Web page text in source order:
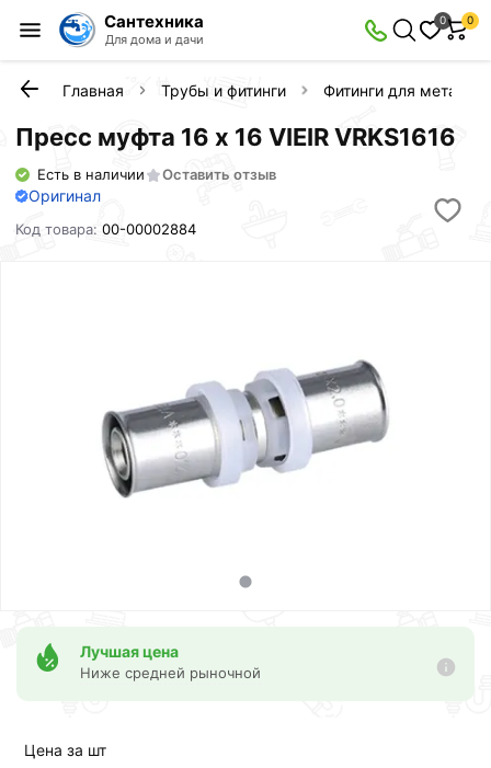
Сантехника
Для дома и дачи
0 0
Главная Трубы и фитинги Фитинги для
Пресс муфта 16 х 16 VIEIR VRKS1616
Есть в наличии Оставить отзыв
Оригинал
Код товара:00-00002884
Лучшая цена
Ниже средней рыночной
Цена за шт